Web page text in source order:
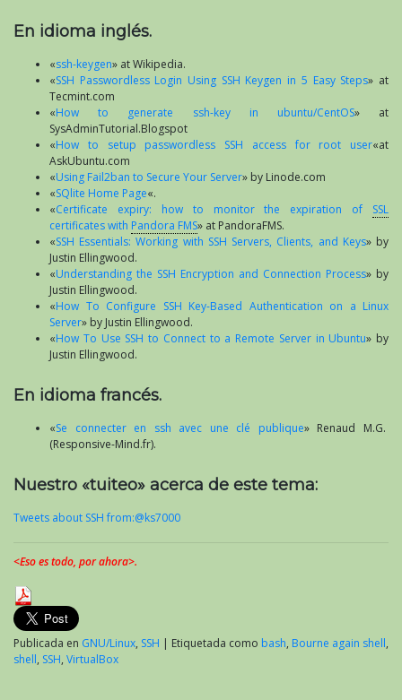
En idioma inglés.
«ssh-keygen» at Wikipedia.
«SSH Passwordless Login Using SSH Keygen in 5 Easy Steps» at
Tecmint.com
«How to generate ssh-key in ubuntu/CentOS» at
SysAdminTutorial.Blogspot
«How to setup passwordless SSH access for root user«at
AskUbuntu.com
«Using Fail2ban to Secure Your Server» by Linode.com
«SQlite Home Page«.
«Certificate expiry: how to monitor the expiration of SSL
certificates with Pandora FMS» at PandoraFMS.
«SSH Essentials: Working with SSH Servers, Clients, and Keys» by
Justin Ellingwood.
«Understanding the SSH Encryption and Connection Process» by
Justin Ellingwood.
«How To Configure SSH Key-Based Authentication on a Linux
Server» by Justin Ellingwood.
«How To Use SSH to Connect to a Remote Server in Ubuntu» by
Justin Ellingwood.
En idioma francés.
«Se connecter en ssh avec une clé publique» Renaud M.G.
(Responsive-Mind.fr).
Nuestro «tuiteo» acerca de este tema:
Tweets about SSH from:@ks7000
<Eso es todo, por ahora>.
Publicada en GNU/Linux, SSH Etiquetada como bash, Bourne again shell,
shell, SSH, VirtualBox